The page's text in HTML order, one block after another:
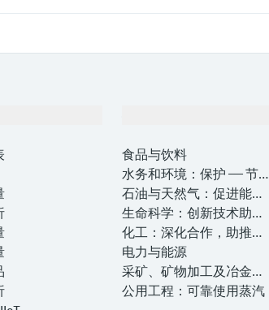
食品与饮料
水务和环境：保护 —— 节约
—— 提高
石油与天然气：促进能源
转型，实现净零目标
生命科学：创新技术助推
卓越运营
化工：深化合作，助推可
持续成功
电力与能源
采矿、矿物加工及冶金：
打造可持续的未来
公用工程：可靠使用蒸汽